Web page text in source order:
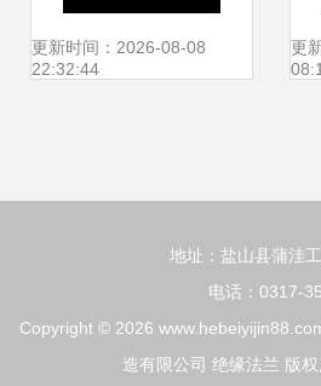
绝缘法兰应用解析
更新时间：2026-08-08
22:32:44
更
地址：盐山县蒲洼
电话：0317-
Copyright © 2026
造有限公司 绝缘法兰 版